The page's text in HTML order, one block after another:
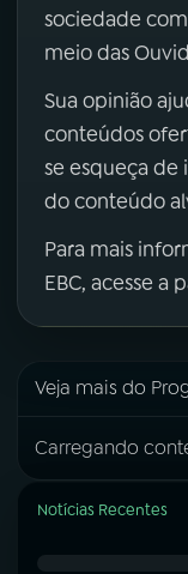
sociedade
meio das
Sua opinião
conteúdos
se esqueça de
do conteúdo
Para mais
EBC, acesse a
Veja mais do
Carregando
Notícias Recentes